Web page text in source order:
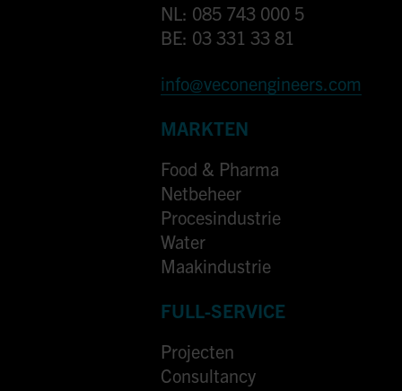
NL: 085 743 000 5
BE: 03 331 33 81
info@veconengineers.com
MARKTEN
Food & Pharma
Netbeheer
Procesindustrie
Water
Maakindustrie
FULL-SERVICE
Projecten
Consultancy